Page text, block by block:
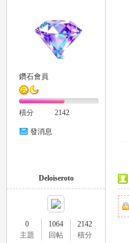
鑽石會員
積分 2142
發消息
Deloiseroto
0
主題
1064
回帖
2142
積分